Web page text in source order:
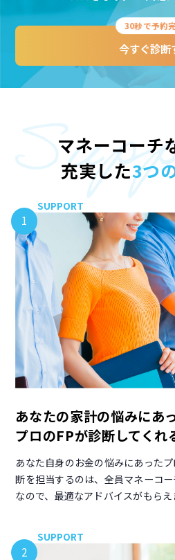
30秒で予約
今すぐ診断
マネーコーチ
充実した3つ
1
SUPPORT
あなたの家計の悩みにあ
プロのFPが診断してくれ
あなた自身のお金の悩みにあった
断を担当するのは、全員マネーコ
なので、最適なアドバイスがもらえ
2
SUPPORT